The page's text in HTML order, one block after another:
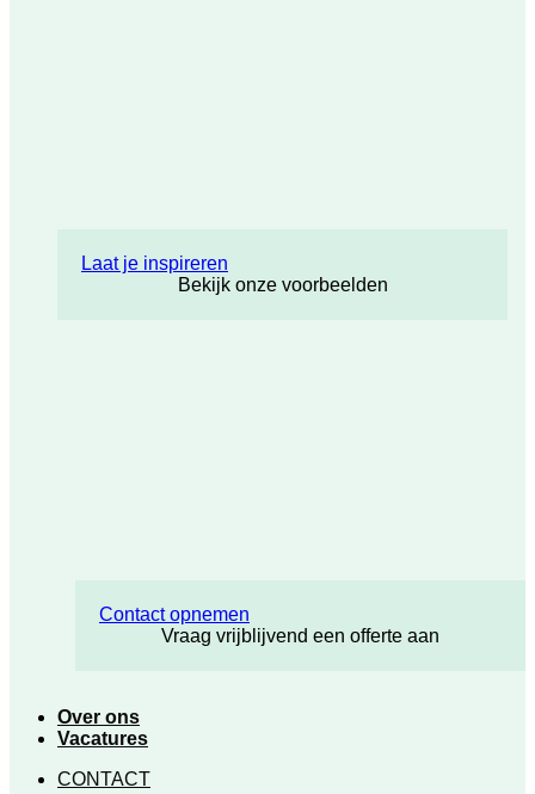
Laat je inspireren
Bekijk onze voorbeelden
Contact opnemen
Vraag vrijblijvend een offerte aan
Over ons
Vacatures
CONTACT